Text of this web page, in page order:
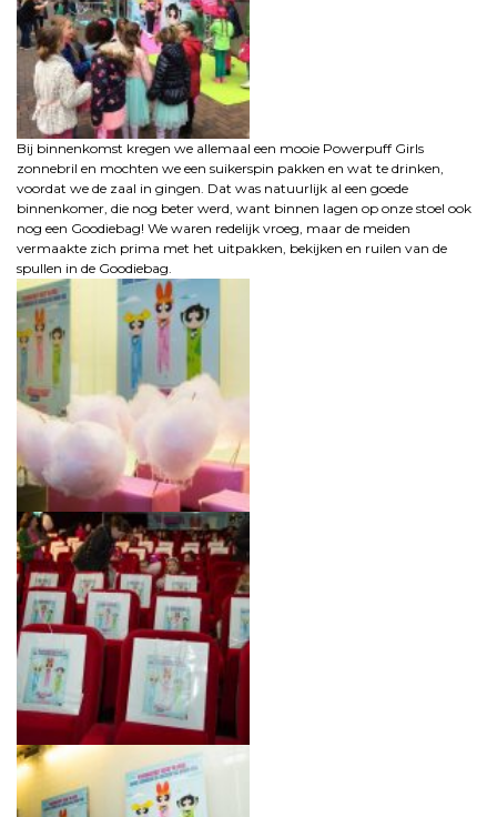
Bij binnenkomst kregen we allemaal een mooie Powerpuff Girls
zonnebril en mochten we een suikerspin pakken en wat te drinken,
voordat we de zaal in gingen. Dat was natuurlijk al een goede
binnenkomer, die nog beter werd, want binnen lagen op onze stoel ook
nog een Goodiebag! We waren redelijk vroeg, maar de meiden
vermaakte zich prima met het uitpakken, bekijken en ruilen van de
spullen in de Goodiebag.